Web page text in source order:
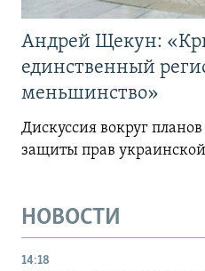
Андрей Щекун:
единственный
меньшинство»
Дискуссия вокруг
защиты прав
НОВОСТИ
14:18